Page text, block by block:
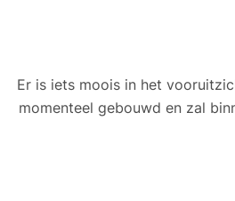
Er is iets moois in het
momenteel gebouwd en zal